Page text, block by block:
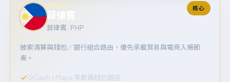
戰略樞紐
菲律賓
菲律賓 · PHP
核心
披索清算與錢包／銀行組合路由，優先承載貿易與電商入帳節
奏。
GCash / Maya 等數碼錢包路徑